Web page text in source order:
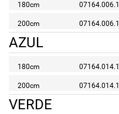
180cm
200cm
AZUL
180cm
200cm
VERDE